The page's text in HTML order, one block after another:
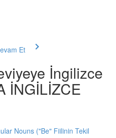
Et
İngilizce
İNGİLİZCE
Nouns ("Be" Fiilinin Tekil